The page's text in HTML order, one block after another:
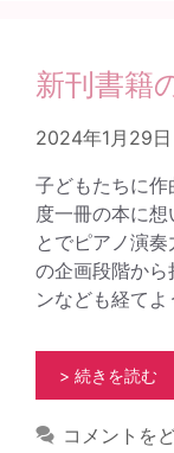
新刊書籍
2024年1月29日
子どもたちに
度一冊の本に
とでピアノ演
の企画段階か
ンなども経て
> 続きを読む
コメントを